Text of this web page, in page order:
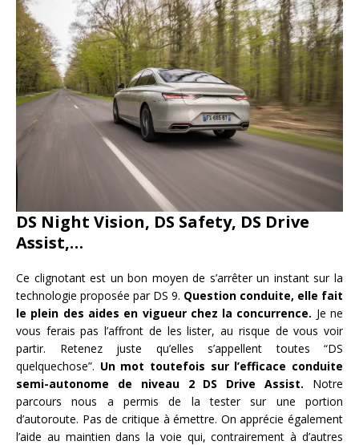
DS Night Vision, DS Safety, DS Drive
Assist,…
Ce clignotant est un bon moyen de s’arrêter un instant sur la
technologie proposée par DS 9. Question conduite, elle fait
le plein des aides en vigueur chez la concurrence. Je ne
vous ferais pas l’affront de les lister, au risque de vous voir
partir. Retenez juste qu’elles s’appellent toutes “DS
quelquechose”. Un mot toutefois sur l’efficace conduite
semi-autonome de niveau 2 DS Drive Assist. Notre
parcours nous a permis de la tester sur une portion
d’autoroute. Pas de critique à émettre. On apprécie également
l’aide au maintien dans la voie qui, contrairement à d’autres